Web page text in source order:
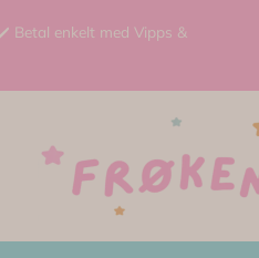
Betal enkelt med Vipps &